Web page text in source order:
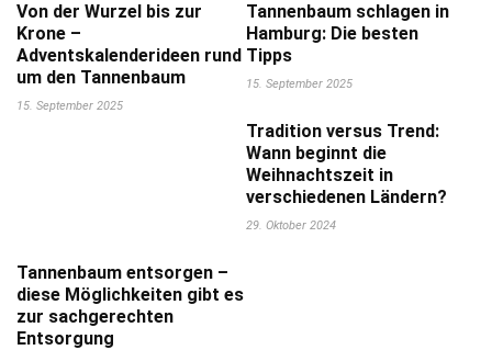
Von der Wurzel bis zur
Krone –
Adventskalenderideen rund
um den Tannenbaum
15. September 2025
Tannenbaum schlagen in
Hamburg: Die besten
Tipps
15. September 2025
Tradition versus Trend:
Wann beginnt die
Weihnachtszeit in
verschiedenen Ländern?
29. Oktober 2024
Tannenbaum entsorgen –
diese Möglichkeiten gibt es
zur sachgerechten
Entsorgung